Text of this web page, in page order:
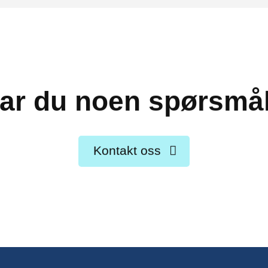
du noen
Kontakt oss